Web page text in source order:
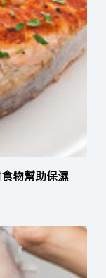
物幫助保濕